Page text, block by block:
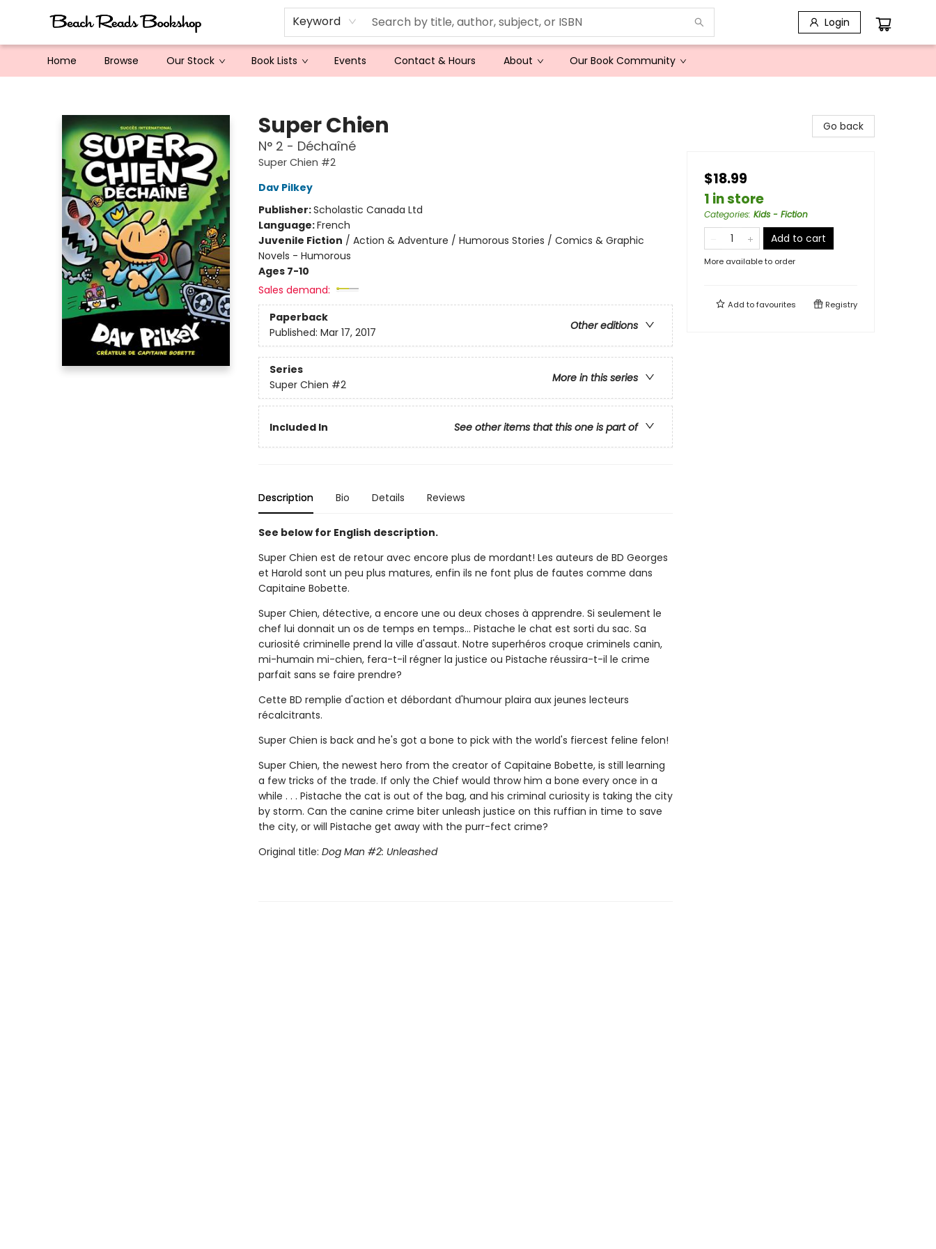
Keyword Login
Home Browse Our Stock Book Lists Events Contact & Hours About Our Book Community
Super Chien
N° 2 - Déchaîné
Super Chien #2
Dav Pilkey
Publisher:Scholastic Canada Ltd
Language:French
Juvenile Fiction / Action & Adventure / Humorous Stories / Comics & Graphic
Novels - Humorous
Ages 7-10
Sales demand:
Paperback
Other editions
Published: Mar 17, 2017
Series
More in this series
Super Chien #2
Included In See other items that this one is part of
Description Bio Details Reviews
See below for English description.
Super Chien est de retour avec encore plus de mordant! Les auteurs de BD Georges
et Harold sont un peu plus matures, enfin ils ne font plus de fautes comme dans
Capitaine Bobette.
Super Chien, détective, a encore une ou deux choses à apprendre. Si seulement le
chef lui donnait un os de temps en temps... Pistache le chat est sorti du sac. Sa
curiosité criminelle prend la ville d'assaut. Notre superhéros croque criminels canin,
mi-humain mi-chien, fera-t-il régner la justice ou Pistache réussira-t-il le crime
parfait sans se faire prendre?
Cette BD remplie d'action et débordant d'humour plaira aux jeunes lecteurs
récalcitrants.
Super Chien is back and he's got a bone to pick with the world's fiercest feline felon!
Super Chien, the newest hero from the creator of Capitaine Bobette, is still learning
a few tricks of the trade. If only the Chief would throw him a bone every once in a
while . . . Pistache the cat is out of the bag, and his criminal curiosity is taking the city
by storm. Can the canine crime biter unleash justice on this ruffian in time to save
the city, or will Pistache get away with the purr-fect crime?
Original title: Dog Man #2: Unleashed
Go back
$18.99
1 in store
Categories: Kids - Fiction
Add to cart
More available to order
Add tofavourites Registry